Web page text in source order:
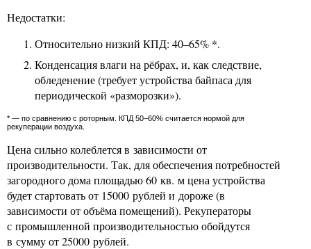
Недостатки:
Относительно низкий КПД: 40–65% *.
Конденсация влаги на рёбрах, и, как следствие,
обледенение (требует устройства байпаса для
периодической «разморозки»).
* — по сравнению с роторным. КПД 50–60% считается нормой для
рекуперации воздуха.
Цена сильно колеблется в зависимости от
производительности. Так, для обеспечения потребностей
загородного дома площадью 60 кв. м цена устройства
будет стартовать от 15000 рублей и дороже (в
зависимости от объёма помещений). Рекуператоры
с промышленной производительностью обойдутся
в сумму от 25000 рублей.